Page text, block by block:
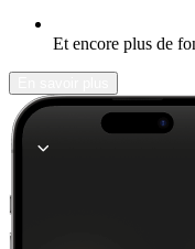
Et encore plus de